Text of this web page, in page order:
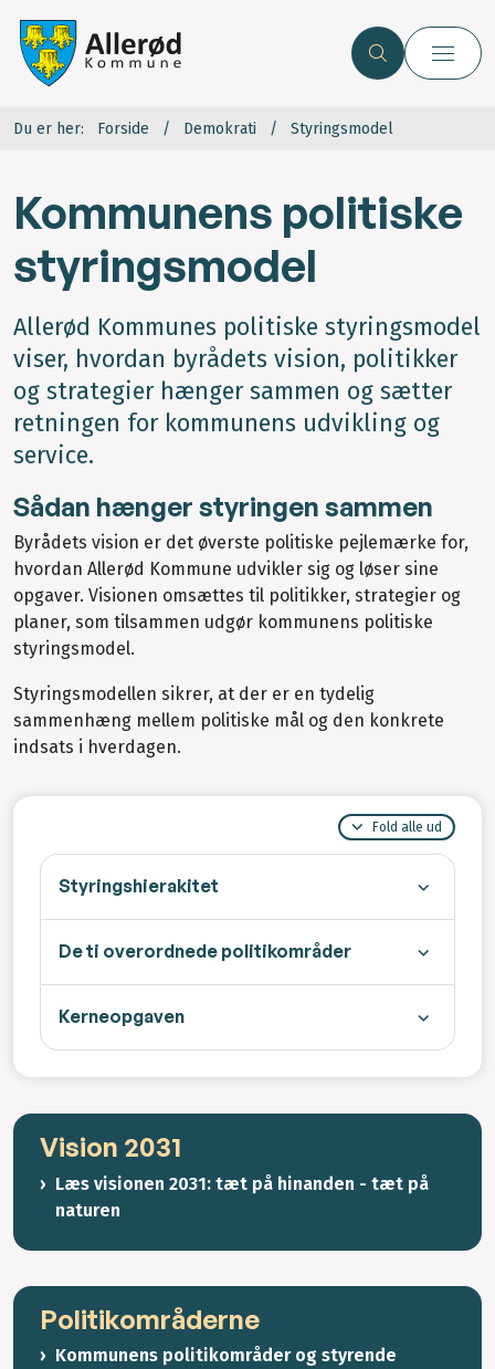
Du er her: Forside Demokrati Styringsmodel
Kommunens politiske
styringsmodel
Allerød Kommunes politiske styringsmodel
viser, hvordan byrådets vision, politikker
og strategier hænger sammen og sætter
retningen for kommunens udvikling og
service.
Sådan hænger styringen sammen
Byrådets vision er det øverste politiske pejlemærke for,
hvordan Allerød Kommune udvikler sig og løser sine
opgaver. Visionen omsættes til politikker, strategier og
planer, som tilsammen udgør kommunens politiske
styringsmodel.
Styringsmodellen sikrer, at der er en tydelig
sammenhæng mellem politiske mål og den konkrete
indsats i hverdagen.
Fold alle ud
Styringshierakitet
De ti overordnede politikområder
Kerneopgaven
Vision 2031
Læs visionen 2031: tæt på hinanden - tæt på
naturen
Politikområderne
Kommunens politikområder og styrende